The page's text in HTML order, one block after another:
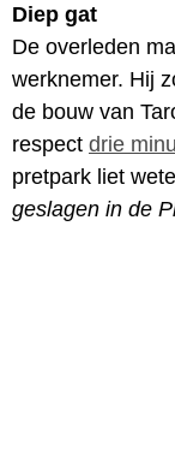
Diep gat
De overleden
werknemer. Hij
de bouw van
respect drie
pretpark liet
geslagen in de